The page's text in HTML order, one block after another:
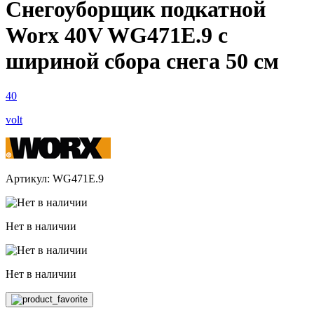
Снегоуборщик подкатной
Worx 40V WG471E.9 с
шириной сбора снега 50 см
40
volt
Артикул: WG471E.9
Нет в наличии
Нет в наличии